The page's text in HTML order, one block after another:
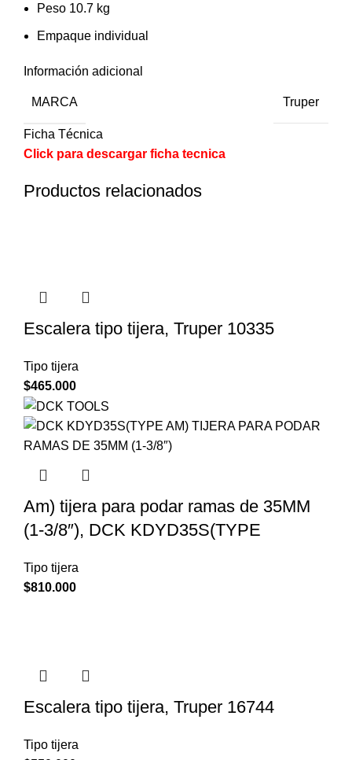
Peso 10.7 kg
Empaque individual
Información adicional
MARCA Truper
Ficha Técnica
Click para descargar ficha tecnica
Productos relacionados
Escalera tipo tijera, Truper 10335
Tipo tijera
$465.000
Am) tijera para podar ramas de 35MM
(1-3/8″), DCK KDYD35S(TYPE
Tipo tijera
$810.000
Escalera tipo tijera, Truper 16744
Tipo tijera